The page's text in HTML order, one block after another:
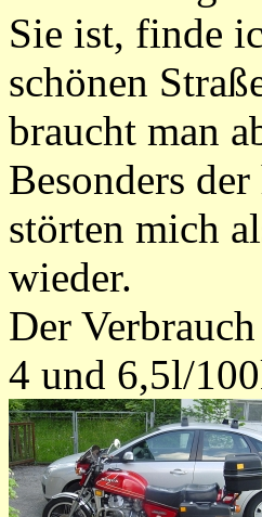
Sie ist, finde
schönen
braucht man
Besonders
störten mich
wieder.
Der
4 und 6,5l/